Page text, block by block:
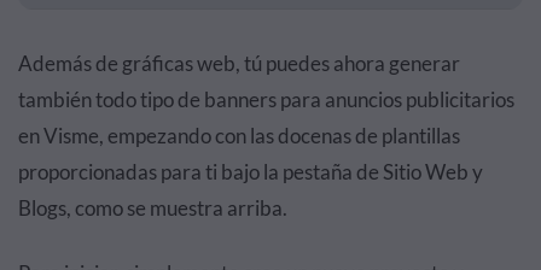
Además de gráficas web, tú puedes ahora generar
también todo tipo de banners para anuncios publicitarios
en Visme, empezando con las docenas de plantillas
proporcionadas para ti bajo la pestaña de Sitio Web y
Blogs, como se muestra arriba.